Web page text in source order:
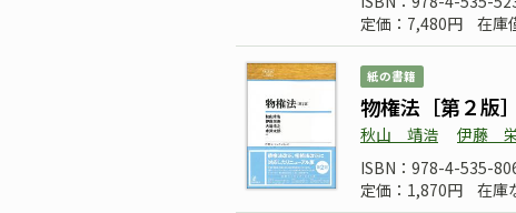
定価：7,480円
在庫
紙の書籍
物権法［第２版］
秋山 靖浩 伊藤
ISBN：978-4-535-
定価：1,870円
在庫